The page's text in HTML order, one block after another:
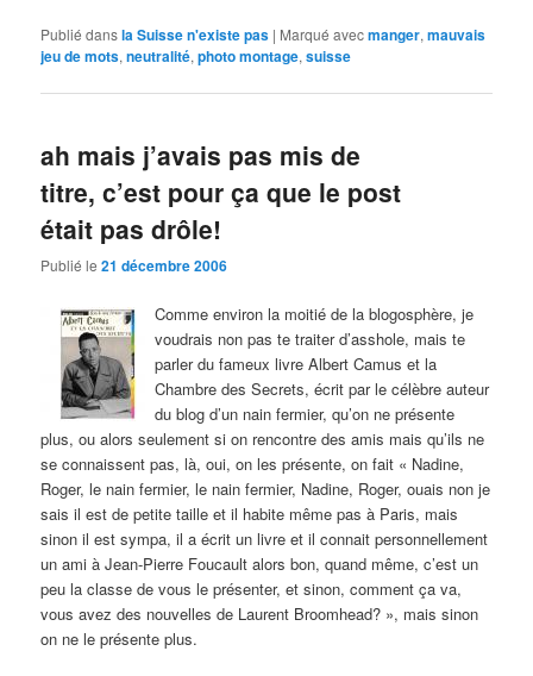
Publié dansla Suisse n'existe pas | Marqué avecmanger,mauvais
jeu de mots,neutralité,photo montage,suisse
ah mais j’avais pas mis de
titre, c’est pour ça que le post
était pas drôle!
Publié le21 décembre 2006
Comme environ la moitié de la blogosphère, je
voudrais non pas te traiter d’asshole, mais te
parler du fameux livre Albert Camus et la
Chambre des Secrets, écrit par le célèbre auteur
du blog d’un nain fermier, qu’on ne présente
plus, ou alors seulement si on rencontre des amis mais qu’ils ne
se connaissent pas, là, oui, on les présente, on fait « Nadine,
Roger, le nain fermier, le nain fermier, Nadine, Roger, ouais non je
sais il est de petite taille et il habite même pas à Paris, mais
sinon il est sympa, il a écrit un livre et il connait personnellement
un ami à Jean-Pierre Foucault alors bon, quand même, c’est un
peu la classe de vous le présenter, et sinon, comment ça va,
vous avez des nouvelles de Laurent Broomhead? », mais sinon
on ne le présente plus.